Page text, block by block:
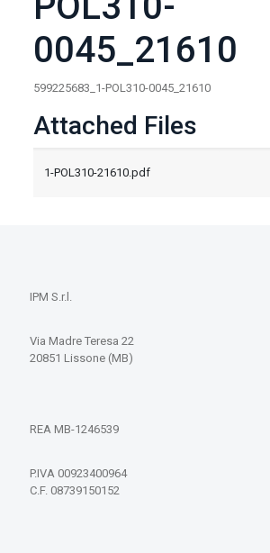
0045_21610
599225683_1-POL310-0045_21610
Attached Files
1-POL310-21610.pdf
IPM S.r.l.
Via Madre Teresa 22
20851 Lissone (MB)
REA MB-1246539
P.IVA 00923400964
C.F. 08739150152